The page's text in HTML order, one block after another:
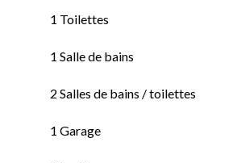
1 Toilettes
1 Salle de bains
2 Salles de bains / toilettes
1 Garage